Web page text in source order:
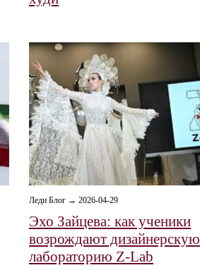
Леди Блог → 2026-04-29
Эхо Зайцева: как ученики
возрождают дизайнерскую
лабораторию Z-Lab